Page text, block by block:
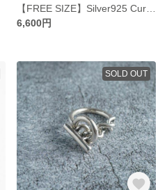
6,600円
SOLD OUT